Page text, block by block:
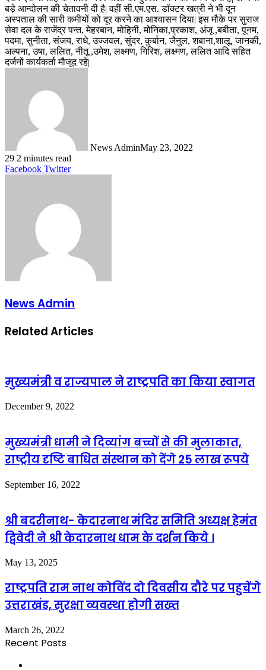
बड़े आन्दोलन की चेतावनी दी है| वहीं सी.एम.एस. डॉक्टर खत्री ने भी दून
अस्पताल की सारी कमीयों को दूर करने का आश्वासन दिया| इस मौके पर सुराज
सेवा दल के राजेंद्र पन्त, मेहरबान, मोहिनी, मोनिका,प्रकाश, अंजू ,बबीता, पूनम,
पदमा, सुनीता, संजय, राधे, उज्जवल, सुंदर, कुर्बान, जैनुल, शबाना,शालू, जानकी,
अल्पना, उषा, ललित, नीतू ,उमेश, लक्ष्मण, गिरिश, लक्ष्मण, ललित आदि सहित
दर्जनों कार्यकर्ता मौजूद रहे|
News AdminMay 23, 2022
29 2 minutes read
Facebook TwitterLinkedIn
Tumblr
Pinterest
Reddit
VKontakte
Share
Print
News Admin
Related Articles
मुख्यमंत्री व राज्यपाल ने राष्ट्रपति का किया स्वागत
December 9, 2022
मुख्यमंत्री धामी ने दिव्यांग बच्चों से की मुलाकात,
राष्ट्रीय दृष्टि बाधित संस्थान को देंगे 25 लाख रूपये
September 16, 2022
श्री बदरीनाथ- केदारनाथ मंदिर समिति अध्यक्ष हेमंत
द्विवेदी ने श्री केदारनाथ धाम के दर्शन किये ।
May 13, 2025
राष्ट्रपति राम नाथ कोविंद दो दिवसीय दौरे पर पहुचेंगे
उत्तराखंड, सुरक्षा व्यवस्था होगी सख्त
March 26, 2022
Recent Posts